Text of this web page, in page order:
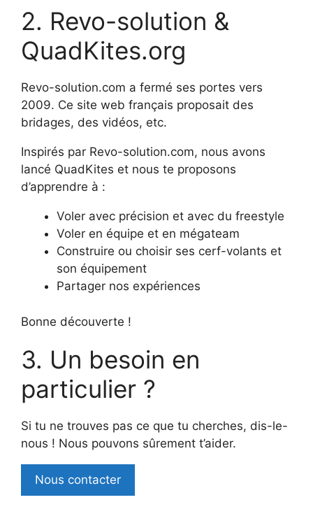
Revo-solution &
QuadKites.org
Revo-solution.com a fermé ses portes vers
2009. Ce site web français proposait des
bridages, des vidéos, etc.
Inspirés par Revo-solution.com, nous avons
lancé QuadKites et nous te proposons
d’apprendre à :
Voler avec précision et avec du freestyle
Voler en équipe et en mégateam
Construire ou choisir ses cerf-volants et
son équipement
Partager nos expériences
Bonne découverte !
Un besoin en
particulier ?
Si tu ne trouves pas ce que tu cherches, dis-le-
nous ! Nous pouvons sûrement t’aider.
Nous contacter